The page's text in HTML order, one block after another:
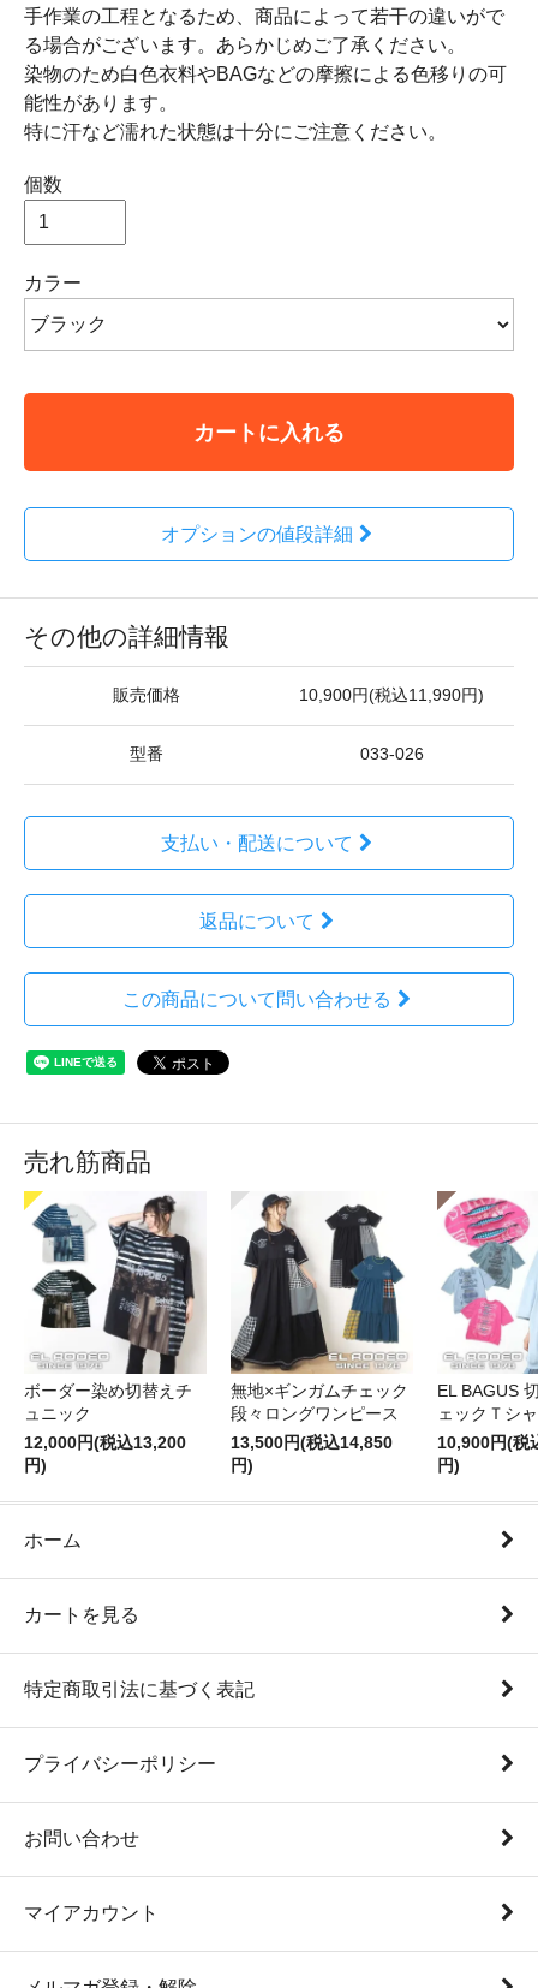
手作業の工程となるため、商品によって若干の違いがで
る場合がございます。あらかじめご了承ください。
染物のため白色衣料やBAGなどの摩擦による色移りの可
能性があります。
特に汗など濡れた状態は十分にご注意ください。
個数
カラー
カートに入れる
オプションの値段詳細
その他の詳細情報
販売価格 10,900円(税込11,990円)
型番 033-026
支払い・配送について
返品について
この商品について問い合わせる
売れ筋商品
ボーダー染め切替えチ
ュニック
12,000円(税込13,200
円)
無地×ギンガムチェック
段々ロングワンピース
13,500円(税込14,850
円)
EL BAGUS
ェックＴシ
10,900円(税
円)
ホーム
カートを見る
特定商取引法に基づく表記
プライバシーポリシー
お問い合わせ
マイアカウント